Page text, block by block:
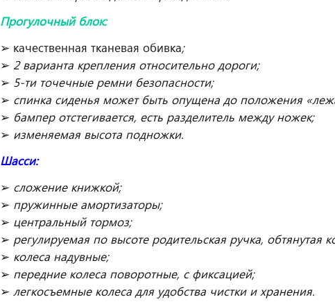
Прогулочный блок:
➢ качественная тканевая обивка;
➢ 2 варианта крепления относительно дороги;
➢ 5-ти точечные ремни безопасности;
➢ спинка сиденья может быть опущена до положения
➢ бампер отстегивается, есть разделитель между ножек;
➢ изменяемая высота подножки.
Шасси:
➢ сложение книжкой;
➢ пружинные амортизаторы;
➢ центральный тормоз;
➢ регулируемая по высоте родительская ручка, обтянутая
➢ колеса надувные;
➢ передние колеса поворотные, с фиксацией;
➢ легкосъемные колеса для удобства чистки и хранения.